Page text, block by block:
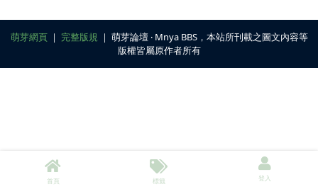
萌芽網頁｜ 完整版規 ｜ 萌芽論壇 ‧ Mnya BBS，本站所刊載之圖文內容等
版權皆屬原作者所有
首頁 標籤 登入